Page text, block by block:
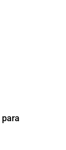
para